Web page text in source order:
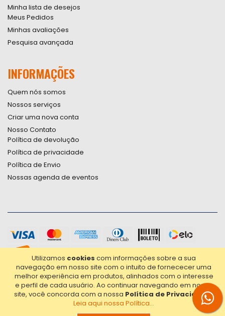
Utilizamos cookies com informações sobre a sua
navegação em nosso site com o intuito de fornececer uma
melhor experiência em produtos, alinhados com o interesse
e perfil de cada usuário. Ao continuar navegando em nosso
site, você concorda com a nossa Política de Privacidade.
Leia aqui nossa Política...
Minha lista de desejos
Meus Pedidos
Minhas avaliações
Pesquisa avançada
INFORMAÇÕES
Quem nós somos
Nossos serviços
Criar uma nova conta
Nosso Contato
Política de devolução
Política de privacidade
Política de Envio
Nossas agenda de eventos
2021© Copyright Poligrafica Bazar Ltda- CNPJ 42.500.090/0001-